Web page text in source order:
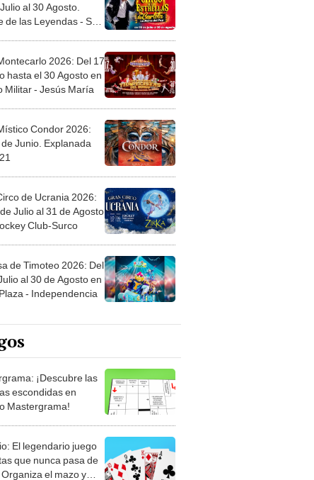
al 30 Agosto.
de las Leyendas - San
2026: Del 17
hasta el 30 Agosto en
Militar - Jesús María
Condor 2026:
de Junio. Explanada
de Ucrania 2026:
Julio al 31 de Agosto
Club-Surco
de Timoteo 2026: Del
al 30 de Agosto en
- Independencia
¡Descubre las
escondidas en
Mastergrama!
El legendario juego
que nunca pasa de
el mazo y